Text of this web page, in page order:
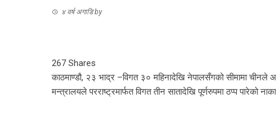
४ वर्ष अगाडिby
267 Shares
काठमाण्डौ, २३ भाद्र –विगत ३० महिनादेखि नेपालसँगको सीमामा
मन्त्रालयले परराष्ट्रमार्फत विगत तीन सातादेखि पूर्णरुपमा ठप्प पारेको